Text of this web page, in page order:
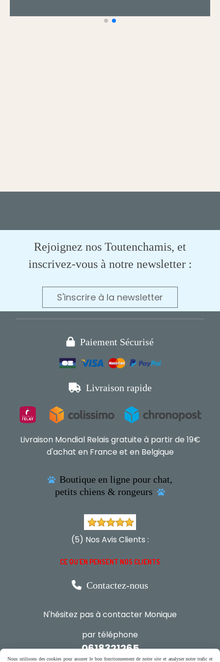
Rejoignez nos Toutenchamis, et
inscrivez-vous à notre newsletter :
S'inscrire à la newsletter
 Paiement Sécurisé
 Livraison rapide
Livraison Mondial Relais gratuite à partir de 19€
d'achat en France et en Belgique
 Boutique en ligne pour chat,
petits chiens & rongeurs

(5) Nos Avis Clients :
CE QU'EN PENSENT NOS CLIENTS
 Contactez-nous
N'hésitez pas à contacter Monique
par téléphone
0618321265
Nous utilisons des cookies pour assurer le bon fonctionnement de notre site et analyser notre trafic et